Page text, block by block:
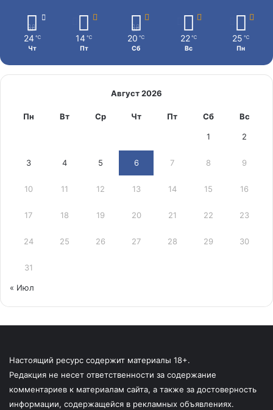
24 ℃
Чт
14 ℃
Пт
20 ℃
Сб
22 ℃
Вс
25 ℃
Пн
Август 2026
Пн Вт Ср Чт Пт Сб Вс
1 2
3 4 5 6 7 8 9
10 11 12 13 14 15 16
17 18 19 20 21 22 23
24 25 26 27 28 29 30
31
« Июл
Настоящий ресурс содержит материалы 18+.
Редакция не несет ответственности за содержание
комментариев к материалам сайта, а также за достоверность
информации, содержащейся в рекламных объявлениях.